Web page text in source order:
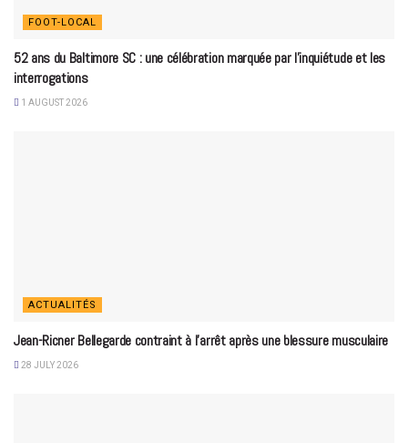
FOOT-LOCAL
52 ans du Baltimore SC : une célébration marquée par l’inquiétude et les
interrogations
1 AUGUST 2026
ACTUALITÉS
Jean-Ricner Bellegarde contraint à l’arrêt après une blessure musculaire
28 JULY 2026